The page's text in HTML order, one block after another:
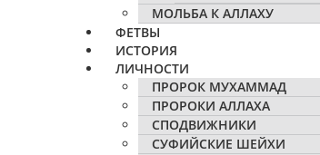
МОЛЬБА К АЛЛАХУ
ФЕТВЫ
ИСТОРИЯ
ЛИЧНОСТИ
ПРОРОК МУХАММАД
ПРОРОКИ АЛЛАХА
СПОДВИЖНИКИ
СУФИЙСКИЕ ШЕЙХИ